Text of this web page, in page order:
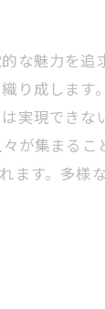
な魅力を追
り成します
実現できな
が集まるこ
ます。多様